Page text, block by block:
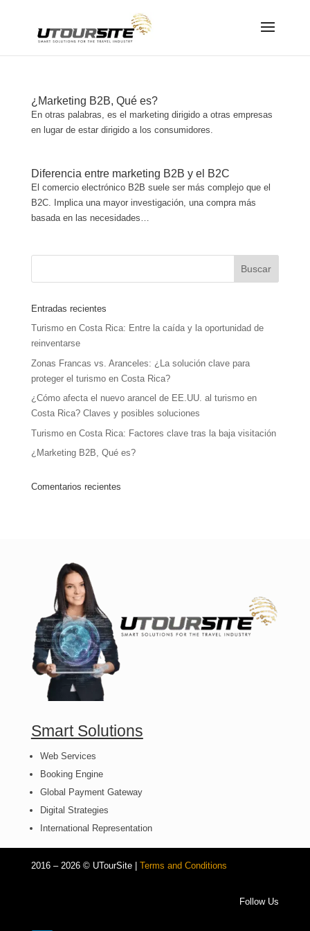
¿Marketing B2B, Qué es?
En otras palabras, es el marketing dirigido a otras empresas
en lugar de estar dirigido a los consumidores.
Diferencia entre marketing B2B y el B2C
El comercio electrónico B2B suele ser más complejo que el
B2C. Implica una mayor investigación, una compra más
basada en las necesidades…
Entradas recientes
Turismo en Costa Rica: Entre la caída y la oportunidad de
reinventarse
Zonas Francas vs. Aranceles: ¿La solución clave para
proteger el turismo en Costa Rica?
¿Cómo afecta el nuevo arancel de EE.UU. al turismo en
Costa Rica? Claves y posibles soluciones
Turismo en Costa Rica: Factores clave tras la baja visitación
¿Marketing B2B, Qué es?
Comentarios recientes
Smart Solutions
Web Services
Booking Engine
Global Payment Gateway
Digital Strategies
International Representation
2016 – 2026 © UTourSite | Terms and Conditions
Follow Us